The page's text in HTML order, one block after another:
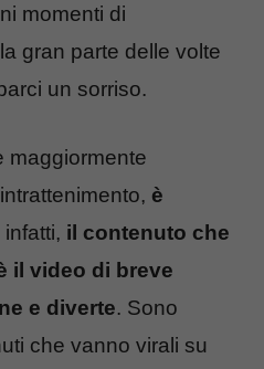
momenti di
gran parte delle volte
un sorriso.
maggiormente
è
infatti, il contenuto che
il video di breve
e diverte. Sono
che vanno virali su